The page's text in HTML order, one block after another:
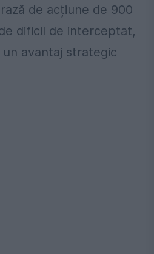
de acțiune de 900
dificil de interceptat,
avantaj strategic